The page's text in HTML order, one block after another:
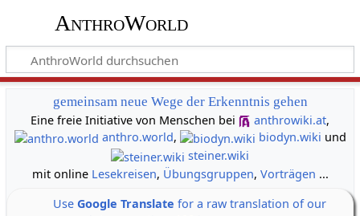
AnthroWorld
gemeinsam neue Wege der Erkenntnis gehen
Eine freie Initiative von Menschen bei
anthrowiki.at,
anthro.world, biodyn.wiki und
steiner.wiki
mit online Lesekreisen, Übungsgruppen, Vorträgen ...
Use Google Translate for a raw translation of our